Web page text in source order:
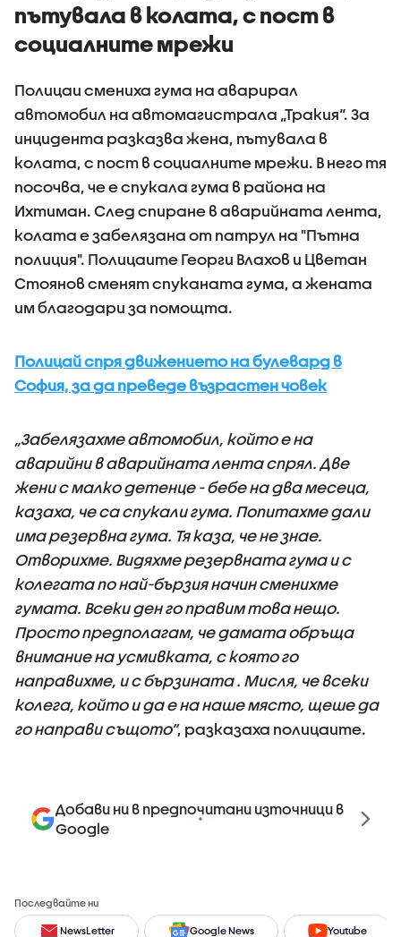
пътувала в колата, с пост в
социалните мрежи
Полицаи смениха гума на аварирал
автомобил на автомагистрала „Тракия“. За
инцидента разказва жена, пътувала в
колата, с пост в социалните мрежи. В него тя
посочва, че е спукала гума в района на
Ихтиман. След спиране в аварийната лента,
колата е забелязана от патрул на "Пътна
полиция". Полицаите Георги Влахов и Цветан
Стоянов сменят спуканата гума, а жената
им благодари за помощта.
Полицай спря движението на булевард в
София, за да преведе възрастен човек
„Забелязахме автомобил, който е на
аварийни в аварийната лента спрял. Две
жени с малко детенце - бебе на два месеца,
казаха, че са спукали гума. Попитахме дали
има резервна гума. Тя каза, че не знае.
Отворихме. Видяхме резервната гума и с
колегата по най-бързия начин сменихме
гумата. Всеки ден го правим това нещо.
Просто предполагам, че дамата обръща
внимание на усмивката, с която го
направихме, и с бързината . Мисля, че всеки
колега, който и да е на наше място, щеше да
го направи същото”, разказаха полицаите.
Добави ни в предпочитани източници в
Google
Последвайте ни
NewsLetter Google News Youtube